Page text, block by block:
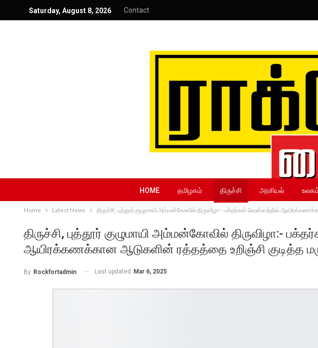
Saturday, August 8, 2026 Contact
HOME தமிழகம் திருச்சி அரசியல்
Home Latest News திருச்சி, புத்தூர் குழுமாயி அம்மன்கோவில் திருவிழா:- பக்தர்கள் வெள்ளத்தில்
திருச்சி, புத்தூர் குழுமாயி அம்மன்கோவில் திருவிழா:-
ஆயிரக்கணக்கான ஆடுகளின் ரத்தத்தை உறிஞ்சி குடித்த
By Rockfortadmin Last updated Mar 6, 2025